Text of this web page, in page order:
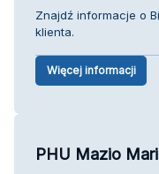
Znajdź informacje o
klienta.
Więcej informacji
PHU Mazio